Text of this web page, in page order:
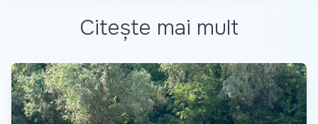
Citește mai mult